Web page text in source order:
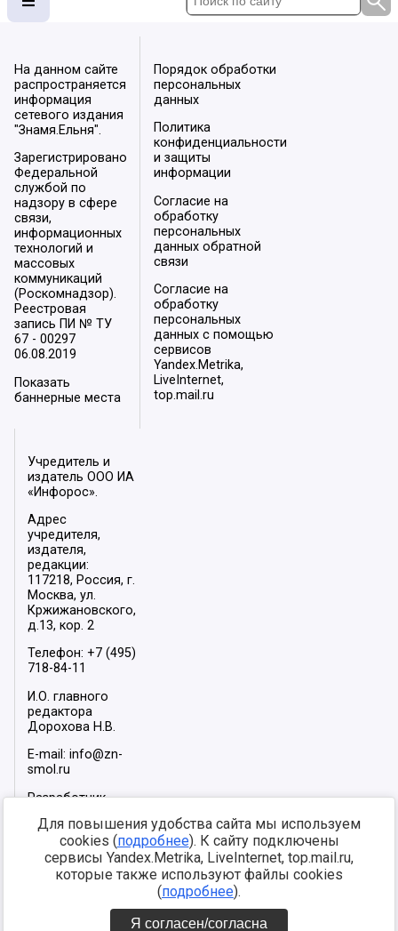
На данном сайте
распространяется
информация
сетевого издания
"Знамя.Ельня".
Зарегистрировано
Федеральной
службой по
надзору в сфере
связи,
информационных
технологий и
массовых
коммуникаций
(Роскомнадзор).
Реестровая
запись ПИ № ТУ
67 - 00297
06.08.2019
Показать
баннерные места
Порядок обработки
персональных
данных
Политика
конфиденциальности
и защиты
информации
Согласие на
обработку
персональных
данных обратной
связи
Согласие на
обработку
персональных
данных с помощью
сервисов
Yandex.Metrika,
LiveInternet,
top.mail.ru
Учредитель и
издатель ООО ИА
«Инфорос».
Адрес
учредителя,
издателя,
редакции:
117218, Россия, г.
Москва, ул.
Кржижановского,
д.13, кор. 2
Телефон: +7 (495)
718-84-11
И.О. главного
редактора
Дорохова Н.В.
E-mail: info@zn-
smol.ru
Разработчик
2026
Мы в социальных
сетях:
Для повышения удобства сайта мы используем
cookies (подробнее). К сайту подключены
сервисы Yandex.Metrika, LiveInternet, top.mail.ru,
которые также используют файлы cookies
(подробнее).
Я согласен/согласна